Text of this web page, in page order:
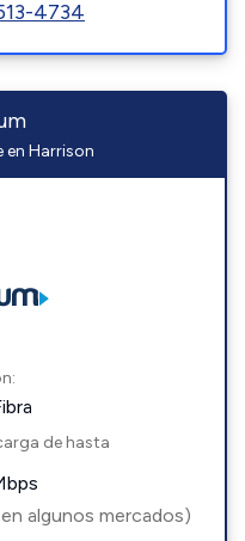
4734
Harrison
de hasta
algunos mercados)